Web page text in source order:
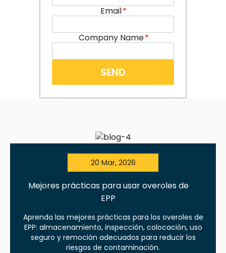
Email*
Company Name*
20 Mar, 2026
Mejores prácticas para usar overoles de
EPP
Aprenda las mejores prácticas para los overoles de
EPP: almacenamiento, inspección, colocación, uso
seguro y remoción adecuados para reducir los
riesgos de contaminación.